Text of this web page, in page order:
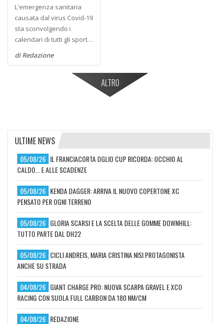
L'emergenza sanitaria
causata dal virus Covid-19
sta sconvolgendo i
calendari di tutti gli sport…
di Redazione
ALTRO
ULTIME NEWS
05/08/26 IL FRANCIACORTA OGLIO CUP RICORDA: OCCHIO AL
CALDO... E ALLE SCADENZE
05/08/26 KENDA DAGGER: ARRIVA IL NUOVO COPERTONE XC
PENSATO PER OGNI TERRENO
05/08/26 GLORIA SCARSI E LA SCELTA DELLE GOMME DOWNHILL:
TUTTO PARTE DAL DH22
05/08/26 CICLI ANDREIS, MARIA CRISTINA NISI PROTAGONISTA
ANCHE SU STRADA
04/08/26 GIANT CHARGE PRO: NUOVA SCARPA GRAVEL E XCO
RACING CON SUOLA FULL CARBON DA 180 NM/CM
04/08/26 REDAZIONE